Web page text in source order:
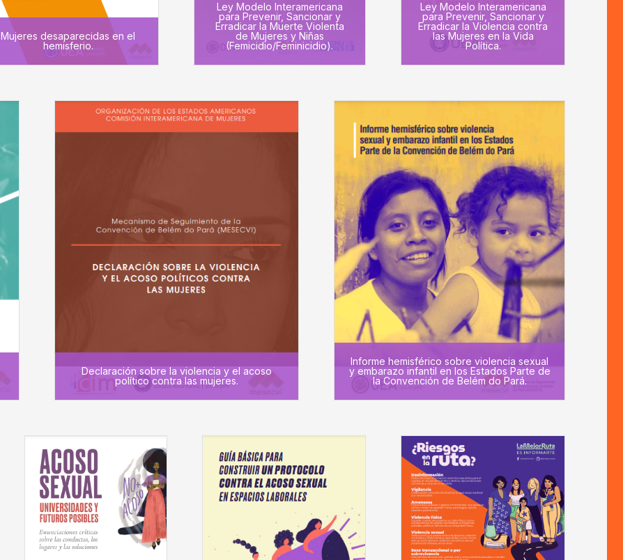
Mujeres desaparecidas en el
hemisferio.
Ley Modelo Interamericana
para Prevenir, Sancionar y
Erradicar la Muerte Violenta
de Mujeres y Niñas
(Femicidio/Feminicidio).
Ley Modelo Interamericana
para Prevenir, Sancionar y
Erradicar la Violencia contra
las Mujeres en la Vida
Política.
Declaración sobre la violencia y el acoso
político contra las mujeres.
Informe hemisférico sobre violencia sexual
y embarazo infantil en los Estados Parte de
la Convención de Belém do Pará.